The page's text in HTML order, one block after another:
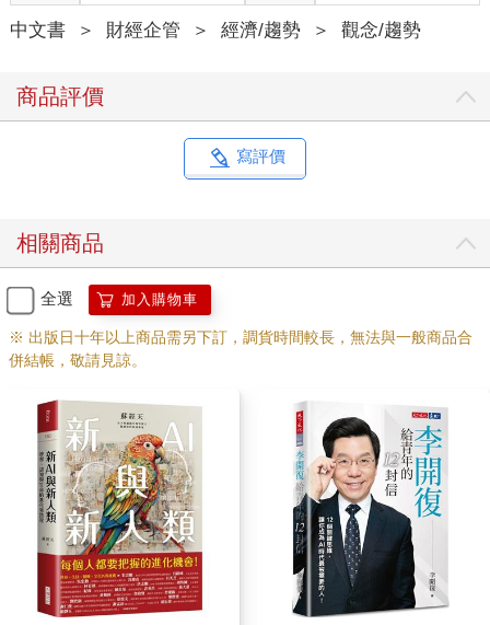
足以讓我們見識到笛卡兒的影響力。
而在一個世紀後，哲學家兼政治評論家盧梭則是提出另一種呼
道：「我這輩子做過的所有壞事，都是思考下的結果；而那少數
我做過的好事，則是衝動下的成就。」這個世界就是充滿著各種
可原。英美兩國許多都市裡的公園，都把景觀刻意設計得像是一
片蔓生的自然狀態，恰恰在無意間附和了盧梭的觀點。
標正是要把企業營運的各方各面都加以量化。管理人員配備著馬
表和記事板，在工廠廠區四處走動，確保生產力維持高檔。但到
了二十世紀末，奇異公司（GE）的執行長威爾許（Jack Welch）
能言善道，成就有目共睹，而他的商業自傳英文書名一語道破，
說他就是「出於直覺」（Straight from the Gut）。
要我們在做決策的時候，否定那些線性、充滿事實的理性，而訴
諸歡樂與人性的情感，這種做法其實也有幾分道理。畢竟，並不
是所有的事都能簡化成數據或是有邏輯的公式。然而這種想法並
無法解決問題，只能美化問題；這種想法能夠拆解、卻無法構
建。在過去半個世紀，心理學家與行為經濟學家已經蒐集了大量
的實驗證據，指出在大部分情況下，靠直覺做決定的結果就是比
較差。順著直覺走、做著自己覺得對的事，確實或許可以給心裡
帶來一絲溫暖，但卻無法有可行的策略來解決眼前的挑戰。
同時，雖然AI似乎可能做出比人類更好的決策、偷走人類的工
中文書 ＞ 財經企管 ＞ 經濟/趨勢 ＞ 觀念/趨勢
商品評價
寫評價
相關商品
全選 加入購物車
※ 出版日十年以上商品需另下訂，調貨時間較長，無法與一般商品合
併結帳，敬請見諒。